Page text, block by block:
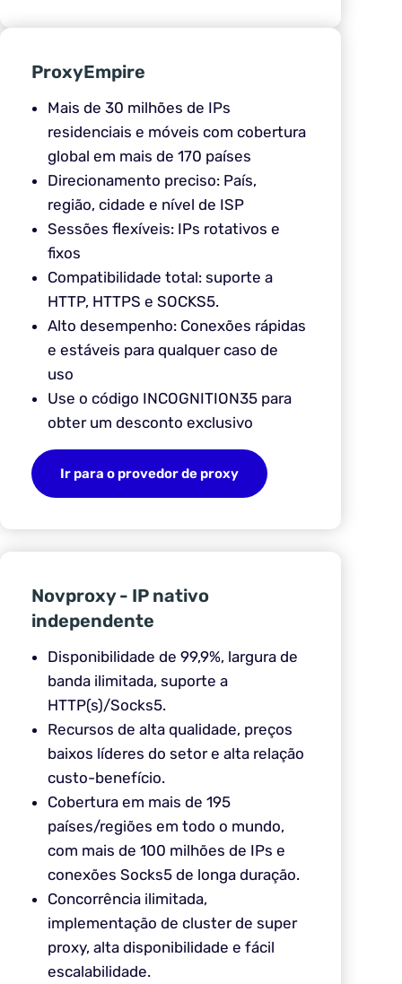
ProxyEmpire
Mais de 30 milhões de IPs
residenciais e móveis com cobertura
global em mais de 170 países
Direcionamento preciso: País,
região, cidade e nível de ISP
Sessões flexíveis: IPs rotativos e
fixos
Compatibilidade total: suporte a
HTTP, HTTPS e SOCKS5.
Alto desempenho: Conexões rápidas
e estáveis para qualquer caso de
uso
Use o código INCOGNITION35 para
obter um desconto exclusivo
Ir para o provedor de proxy
Novproxy - IP nativo
independente
Disponibilidade de 99,9%, largura de
banda ilimitada, suporte a
HTTP(s)/Socks5.
Recursos de alta qualidade, preços
baixos líderes do setor e alta relação
custo-benefício.
Cobertura em mais de 195
países/regiões em todo o mundo,
com mais de 100 milhões de IPs e
conexões Socks5 de longa duração.
Concorrência ilimitada,
implementação de cluster de super
proxy, alta disponibilidade e fácil
escalabilidade.